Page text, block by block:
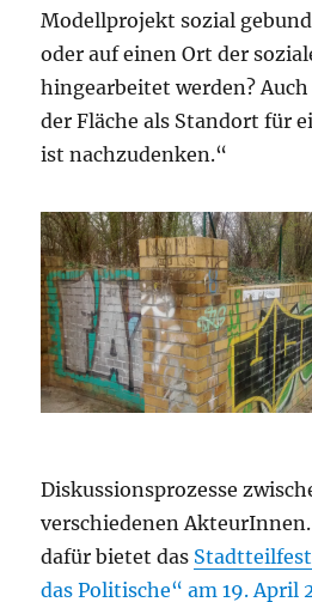
Modellprojekt sozial
oder auf einen Ort der
hingearbeitet werden?
der Fläche als Standort für
ist nachzudenken.“
Diskussionsprozesse
verschiedenen
dafür bietet das
das Politische“ am 19. April